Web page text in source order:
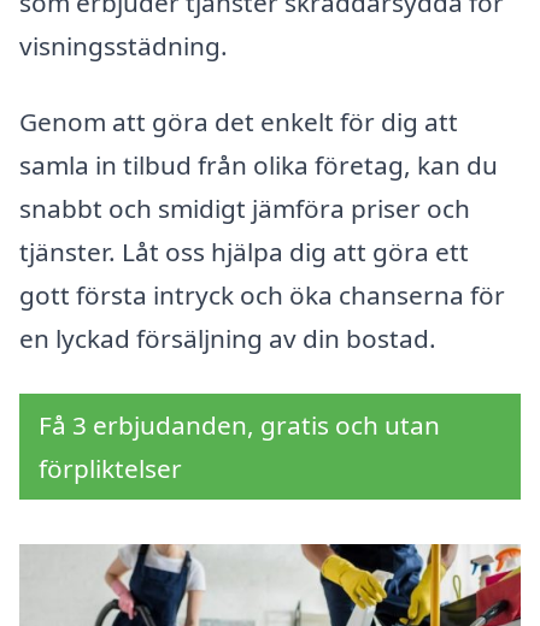
visningsstädning.
Genom att göra det enkelt för dig att
samla in tilbud från olika företag, kan du
snabbt och smidigt jämföra priser och
tjänster. Låt oss hjälpa dig att göra ett
gott första intryck och öka chanserna för
en lyckad försäljning av din bostad.
Få 3 erbjudanden, gratis och utan
förpliktelser